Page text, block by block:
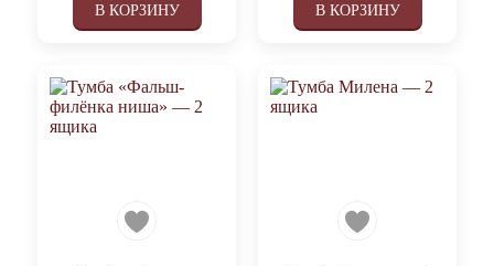
В КОРЗИНУ В КОРЗИНУ